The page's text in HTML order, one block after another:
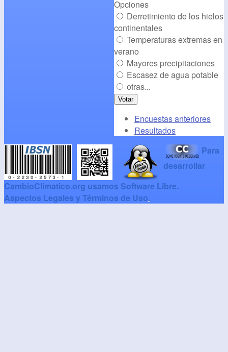
Opciones
Derretimiento de los hielos
continentales
Temperaturas extremas en
verano
Mayores precipitaciones
Escasez de agua potable
otras...
Encuestas anteriores
Resultados
Para
desarrollar
CambioClimatico.org usamos Software Libre.
Aspectos Legales y Términos de Uso.